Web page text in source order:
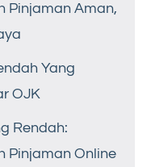
Pinjaman Aman,
Yang
OJK
Rendah:
Pinjaman Online